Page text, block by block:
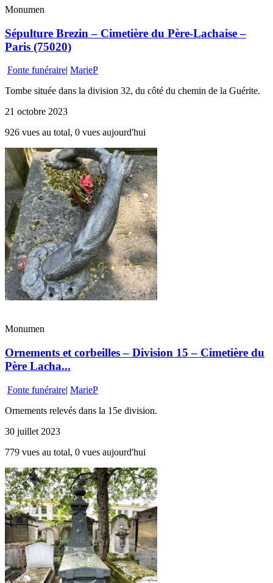
Monumen
Sépulture Brezin – Cimetière du Père-Lachaise –
Paris (75020)
Fonte funéraire| MarieP
Tombe située dans la division 32, du côté du chemin de la Guérite.
21 octobre 2023
926 vues au total, 0 vues aujourd'hui
Monumen
Ornements et corbeilles – Division 15 – Cimetière du
Père Lacha...
Fonte funéraire| MarieP
Ornements relevés dans la 15e division.
30 juillet 2023
779 vues au total, 0 vues aujourd'hui